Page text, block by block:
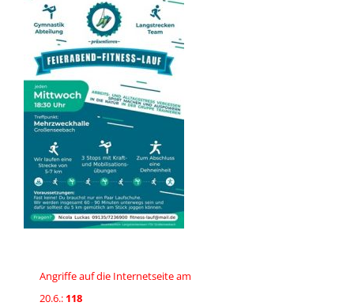
Angriffe auf die Internetseite am
20.6.: 118